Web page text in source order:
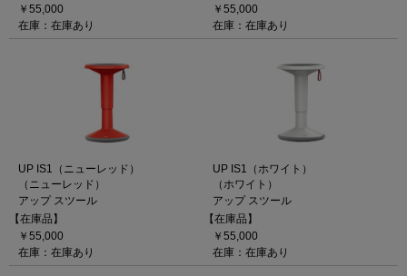
￥55,000
在庫：在庫あり
￥55,000
在庫：在庫あり
UP IS1（ニューレッド）
（ニューレッド）
アップ スツール
【在庫品】
￥55,000
在庫：在庫あり
UP IS1（ホワイト）
（ホワイト）
アップ スツール
【在庫品】
￥55,000
在庫：在庫あり